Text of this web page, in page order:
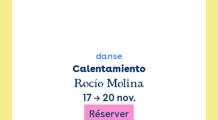
danse
Calentamiento
Rocío Molina
17→ 20 nov.
Réserver